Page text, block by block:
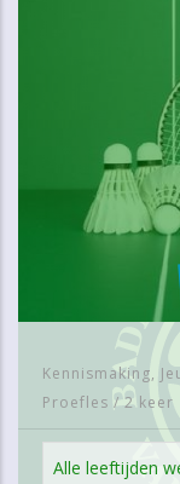
Kennismaking,
Proefles / 2 keer
Alle leeftijden